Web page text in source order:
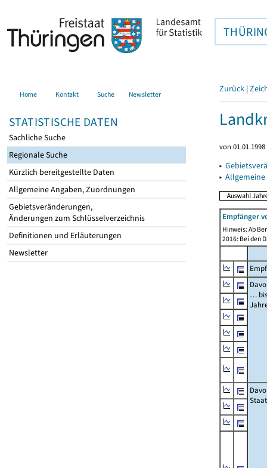
Home Kontakt Suche Newsletter
STATISTISCHE DATEN
Sachliche Suche
Regionale Suche
Kürzlich bereitgestellte Daten
Allgemeine Angaben, Zuordnungen
Gebietsveränderungen,
Änderungen zum Schlüsselverzeichnis
Definitionen und Erläuterungen
Newsletter
Zurück |
von
▸
▸
Empfänger
Hinweis: Ab
2016: Bei den
…